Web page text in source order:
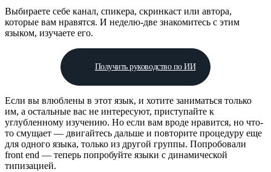
Выбираете себе канал, спикера, скринкаст или автора,
которые вам нравятся. И неделю-две знакомитесь с этим
языком, изучаете его.
Получить руководство по ИИ
Если вы влюблены в этот язык, и хотите заниматься только
им, а остальные вас не интересуют, приступайте к
углубленному изучению. Но если вам вроде нравится, но что-
то смущает — двигайтесь дальше и повторите процедуру еще
для одного языка, только из другой группы. Попробовали
front end — теперь попробуйте языки с динамической
типизацией.